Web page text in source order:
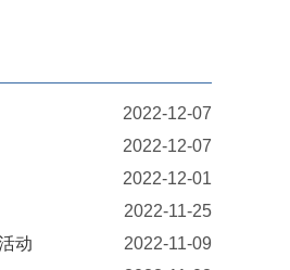
2022-12-07
2022-12-07
2022-12-01
2022-11-25
2022-11-09
动